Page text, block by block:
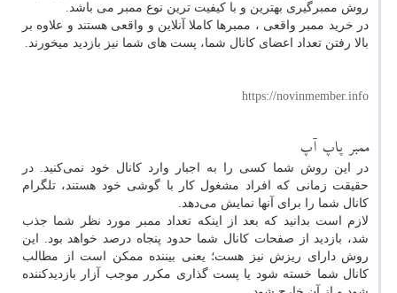
روش ممبرگیری بهترین و با کیفیت ترین نوع ممبر می باشد.
در خرید ممبر واقعی ، ممبرها کاملا آنلاین و واقعی هستند و علاوه بر
بالا رفتن تعداد اعضای کانال شما، پست های شما نیز بازدید میخورند.
https://novinmember.info
ممبر پاپ آپ
در این روش شما کسی را به اجبار وارد کانال خود نمی‌کنید. در
حقیقت زمانی که افراد مشغول کار با گوشی خود هستند، تلگرام
کانال شما را برای آنها نمایش می‌دهد.
لازم است بدانید که بعد از اینکه تعداد ممبر مورد نظر شما جذب
شد، بازدید از صفحات کانال شما حدود پنجاه درصد خواهد بود. این
روش دارای ریزش نیز هست؛ یعنی بیننده ممکن است از مطالب
کانال شما خسته شود یا پست گذاری مکرر موجب آزار بازدیدکننده